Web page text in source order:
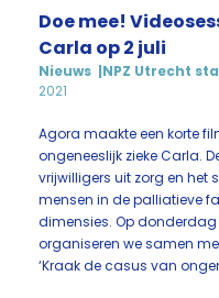
Doe mee!
Carla op 2 juli
Nieuws NPZ Utrecht
2021
Agora maakte een korte
ongeneeslijk zieke Carla.
vrijwilligers uit zorg en
mensen in de palliatieve
dimensies. Op donderdag
organiseren we samen
‘Kraak de casus van